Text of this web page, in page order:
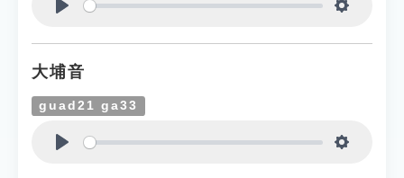
大埔音
guad21 ga33